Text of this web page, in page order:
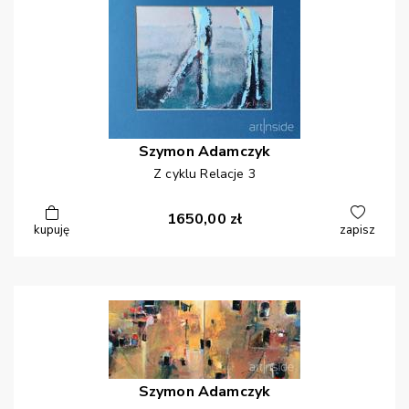
Szymon Adamczyk
Z cyklu Relacje 3
kupuję
1650,00 zł
zapisz
Szymon Adamczyk